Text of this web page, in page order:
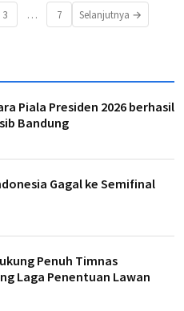
3 … 7 Selanjutnya →
Piala Presiden 2026 berhasil
Bandung
Gagal ke Semifinal
Penuh Timnas
Laga Penentuan Lawan